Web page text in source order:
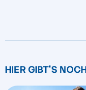
HIER GIBT'S